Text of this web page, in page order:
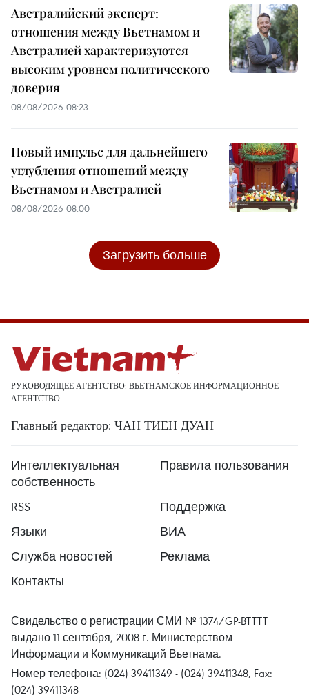
Австралийский эксперт:
отношения между Вьетнамом и
Австралией характеризуются
высоким уровнем политического
доверия
08/08/2026 08:23
Новый импульс для дальнейшего
углубления отношений между
Вьетнамом и Австралией
08/08/2026 08:00
Загрузить больше
РУКОВОДЯЩЕЕ АГЕНТСТВО: ВЬЕТНАМСКОЕ ИНФОРМАЦИОННОЕ
АГЕНТСТВО
Главный редактор: ЧАН ТИЕН ДУАН
Интеллектуальная
собственность
Правила пользования
RSS
Поддержка
Языки
ВИА
Служба новостей
Реклама
Контакты
Свидельство о регистрации СМИ № 1374/GP-BTTTT
выдано 11 сентября, 2008 г. Министерством
Информации и Коммуникаций Вьетнама.
Номер телефона: (024) 39411349 - (024) 39411348, Fax:
(024) 39411348